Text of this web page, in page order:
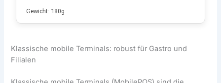
Gewicht: 180g
Klassische mobile Terminals: robust für Gastro und
Filialen